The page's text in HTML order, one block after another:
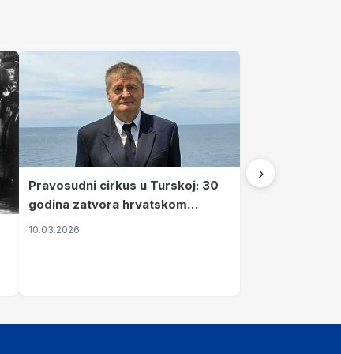
Pravosudni cirkus u Turskoj: 30
godina zatvora hrvatskom
kapetanu kojeg su sami pustili
10.03.2026
›